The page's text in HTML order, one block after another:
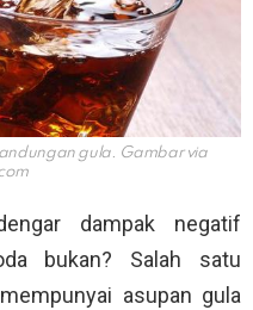
gula. Gambar via
dampak negatif
bukan? Salah satu
asupan gula